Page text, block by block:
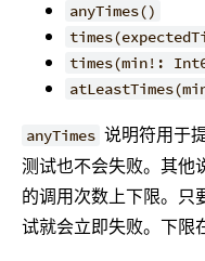
anyTimes()
times(min!:
anyTimes 说明符用于
测试也不会失败。其他
的调用次数上下限。只
试就会立即失败。下限